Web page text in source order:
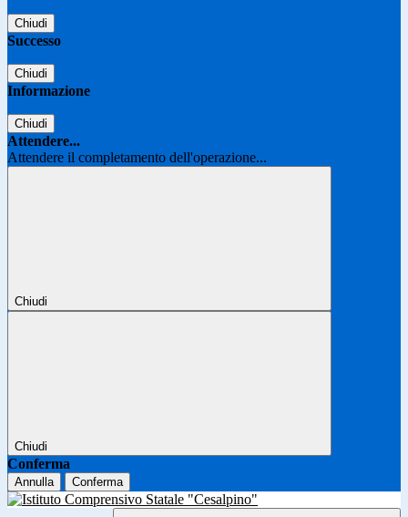
Chiudi
Successo
Chiudi
Informazione
Chiudi
Attendere...
Attendere il completamento dell'operazione...
Chiudi
Chiudi
Conferma
Annulla Conferma